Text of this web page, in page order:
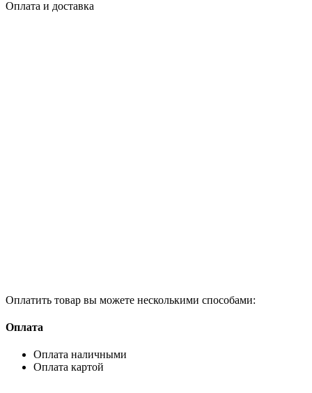
Оплата и доставка
Оплатить товар вы можете несколькими способами:
Оплата
Оплата наличными
Оплата картой